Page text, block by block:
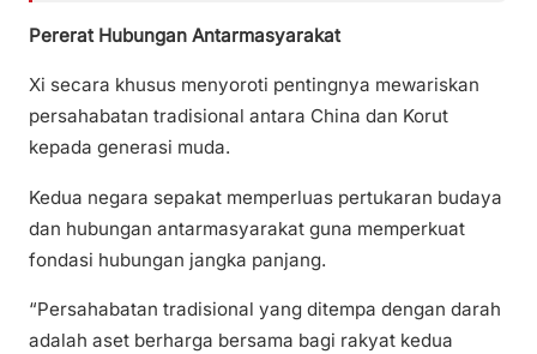
Pererat Hubungan Antarmasyarakat
Xi secara khusus menyoroti pentingnya mewariskan
persahabatan tradisional antara China dan Korut
kepada generasi muda.
Kedua negara sepakat memperluas pertukaran budaya
dan hubungan antarmasyarakat guna memperkuat
fondasi hubungan jangka panjang.
“Persahabatan tradisional yang ditempa dengan darah
adalah aset berharga bersama bagi rakyat kedua